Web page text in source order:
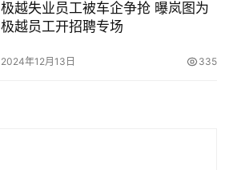
极越失业员工被车企争抢 曝岚图为
极越员工开招聘专场
2024年12月13日 335